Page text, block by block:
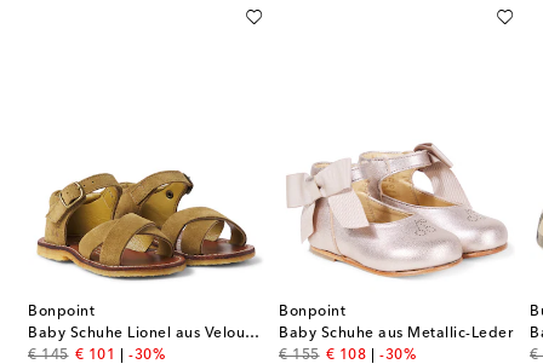
Bonpoint
Baby Schuhe Lionel aus Veloursleder
€ 145
original price
€ 101
discount price
-30%
Bonpoint
Baby Schuhe aus Metallic-Leder
€ 155
original price
€ 108
discount price
-30% €